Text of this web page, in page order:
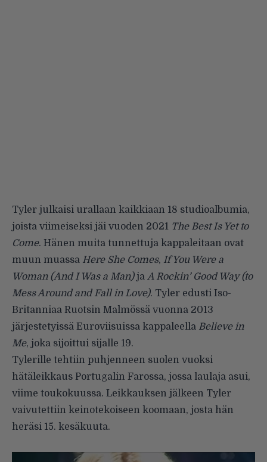
Tyler julkaisi urallaan kaikkiaan 18 studioalbumia,
joista viimeiseksi jäi vuoden 2021 The Best Is Yet to
Come. Hänen muita tunnettuja kappaleitaan ovat
muun muassa Here She Comes, If You Were a
Woman (And I Was a Man)ja A Rockin’ Good Way (to
Mess Around and Fall in Love). Tyler edusti Iso-
Britanniaa Ruotsin Malmössä vuonna 2013
järjestetyissä Euroviisuissa kappaleella Believe in
Me, joka sijoittui sijalle 19.
Tylerille tehtiin puhjenneen suolen vuoksi
hätäleikkaus Portugalin Farossa, jossa laulaja asui,
viime toukokuussa. Leikkauksen jälkeen Tyler
vaivutettiin keinotekoiseen koomaan, josta hän
heräsi 15. kesäkuuta.